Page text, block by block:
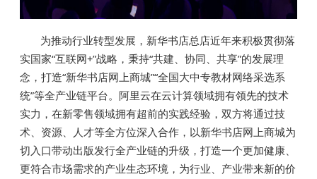
为推动行业转型发展，新华书店总店近年来积极贯彻落
实国家“互联网+”战略，秉持“共建、协同、共享”的发展理
念，打造“新华书店网上商城”“全国大中专教材网络采选系
统”等全产业链平台。阿里云在云计算领域拥有领先的技术
实力，在新零售领域拥有超前的实践经验，双方将通过技
术、资源、人才等全方位深入合作，以新华书店网上商城为
切入口带动出版发行全产业链的升级，打造一个更加健康、
更符合市场需求的产业生态环境，为行业、产业带来新的价